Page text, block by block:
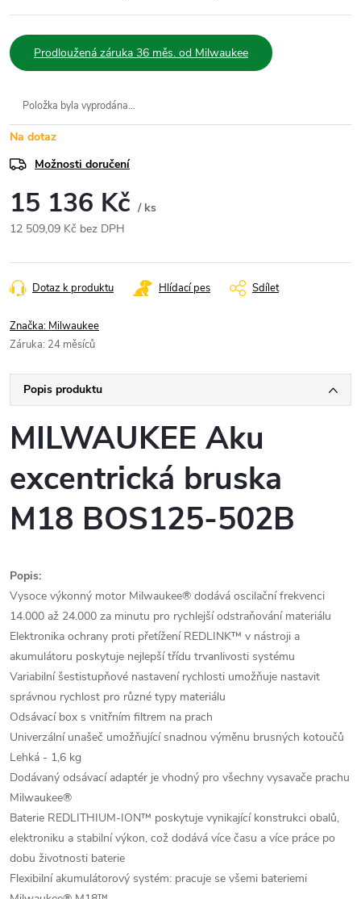
Prodloužená záruka 36 měs. od Milwaukee
Položka byla vyprodána…
Na dotaz
Možnosti doručení
15 136 Kč / ks
12 509,09 Kč bez DPH
cena:
Dotaz k produktu Hlídací pes Sdílet
Značka: Milwaukee
Záruka: 24 měsíců
Popis produktu
MILWAUKEE Aku
excentrická bruska
M18 BOS125-502B
Popis:
Vysoce výkonný motor Milwaukee® dodává oscilační frekvenci
14.000 až 24.000 za minutu pro rychlejší odstraňování materiálu
Elektronika ochrany proti přetížení REDLINK™ v nástroji a
akumulátoru poskytuje nejlepší třídu trvanlivosti systému
Variabilní šestistupňové nastavení rychlosti umožňuje nastavit
správnou rychlost pro různé typy materiálu
Odsávací box s vnitřním filtrem na prach
Univerzální unašeč umožňující snadnou výměnu brusných kotoučů
Lehká - 1,6 kg
Dodávaný odsávací adaptér je vhodný pro všechny vysavače prachu
Milwaukee®
Baterie REDLITHIUM-ION™ poskytuje vynikající konstrukci obalů,
elektroniku a stabilní výkon, což dodává více času a více práce po
dobu životnosti baterie
Flexibilní akumulátorový systém: pracuje se všemi bateriemi